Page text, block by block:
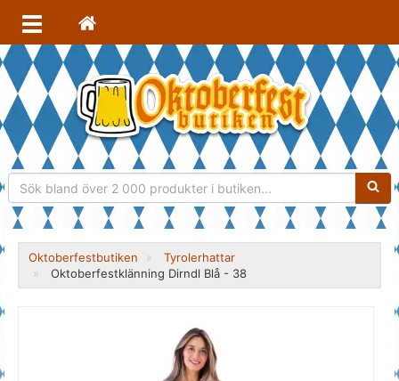
Oktoberfestbutiken
Tyrolerhattar
Oktoberfestklänning Dirndl Blå - 38